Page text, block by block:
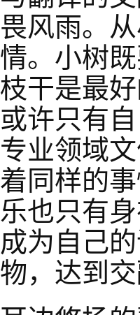
畏风雨。
情。小树
枝干是最
或许只有
专业领域
着同样的
乐也只有
成为自己
物，达到交